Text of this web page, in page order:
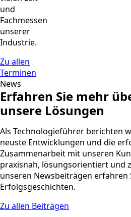
und
Fachmessen
unserer
Industrie.
Zu allen
Terminen
News
Erfahren Sie mehr
unsere Lösungen
Als Technologieführer berichten
neuste Entwicklungen und die
Zusammenarbeit mit unseren
praxisnah, lösungsorientiert und
unseren Newsbeiträgen erfahren
Erfolgsgeschichten.
Zu allen Beiträgen